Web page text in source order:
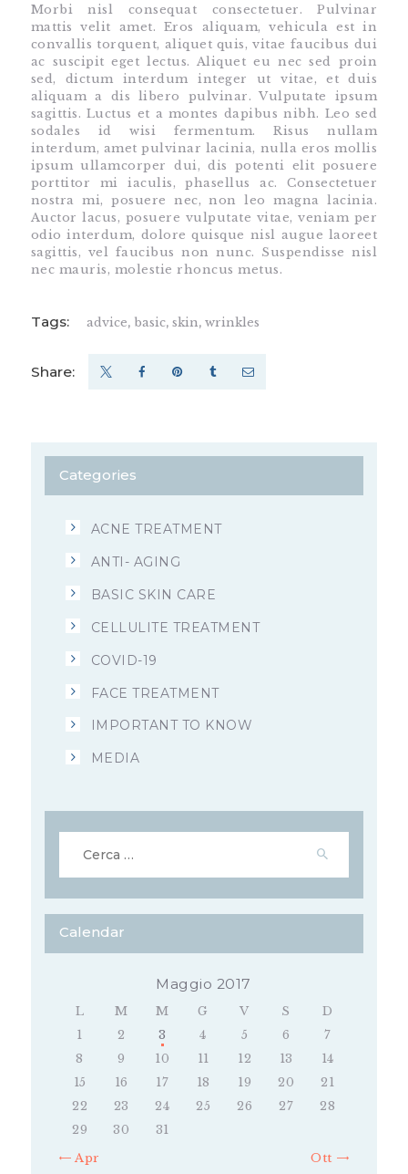
Morbi nisl consequat consectetuer. Pulvinar
mattis velit amet. Eros aliquam, vehicula est in
convallis torquent, aliquet quis, vitae faucibus dui
ac suscipit eget lectus. Aliquet eu nec sed proin
sed, dictum interdum integer ut vitae, et duis
aliquam a dis libero pulvinar. Vulputate ipsum
sagittis. Luctus et a montes dapibus nibh. Leo sed
sodales id wisi fermentum. Risus nullam
interdum, amet pulvinar lacinia, nulla eros mollis
ipsum ullamcorper dui, dis potenti elit posuere
porttitor mi iaculis, phasellus ac. Consectetuer
nostra mi, posuere nec, non leo magna lacinia.
Auctor lacus, posuere vulputate vitae, veniam per
odio interdum, dolore quisque nisl augue laoreet
sagittis, vel faucibus non nunc. Suspendisse nisl
nec mauris, molestie rhoncus metus.
Tags: advice, basic,skin,wrinkles
Share:
Categories
ACNE TREATMENT
ANTI- AGING
BASIC SKIN CARE
CELLULITE TREATMENT
COVID-19
FACE TREATMENT
IMPORTANT TO KNOW
MEDIA
per:
Calendar
Maggio 2017
L M M G V S
D
1
2 3 4 5 6
7
8
9 10 11 12 13
14
15
16 17 18 19 20
21
22
23 24 25 26 27
28
29
30
31
« Apr
Ott »